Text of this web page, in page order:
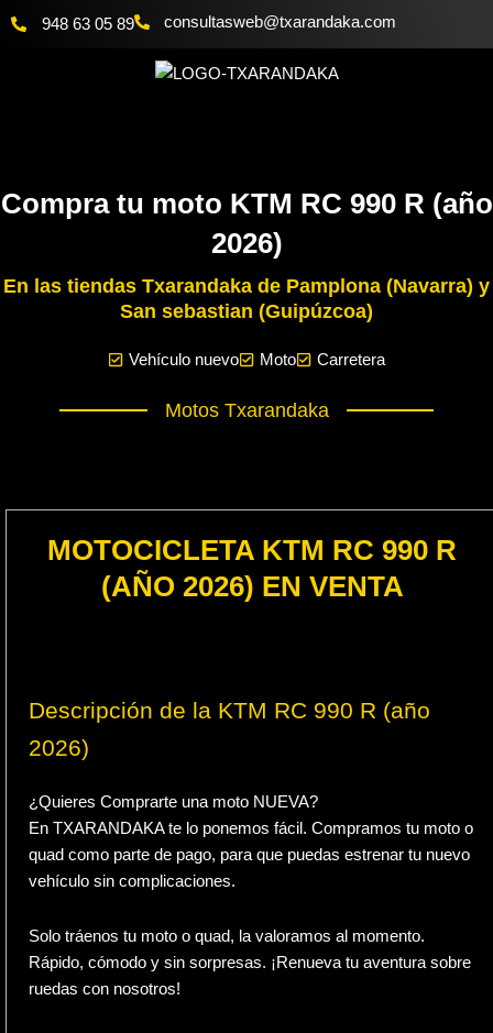
948 63 05 89 moc.akadnaraxt
@bewsatlusnoc
Compra tu moto KTM RC 990 R (año
2026)
En las tiendas Txarandaka de Pamplona (Navarra) y
San sebastian (Guipúzcoa)
Vehículo nuevo Moto Carretera
Motos Txarandaka
MOTOCICLETA KTM RC 990 R
(AÑO 2026) EN VENTA
Descripción de la KTM RC 990 R (año
2026)
¿Quieres Comprarte una moto NUEVA?
En TXARANDAKA te lo ponemos fácil. Compramos tu moto o
quad como parte de pago, para que puedas estrenar tu nuevo
vehículo sin complicaciones.
Solo tráenos tu moto o quad, la valoramos al momento.
Rápido, cómodo y sin sorpresas. ¡Renueva tu aventura sobre
ruedas con nosotros!